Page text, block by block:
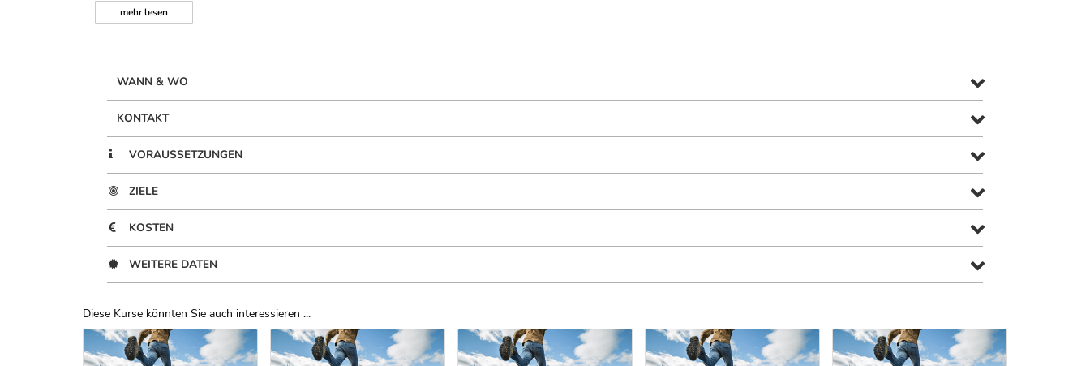
mehrlesen
WANN & WO
KONTAKT
VORAUSSETZUNGEN
ZIELE
KOSTEN
WEITERE DATEN
Diese Kurse könnten Sie auch interessieren ...
Uber Weiterbildungsvorschläge